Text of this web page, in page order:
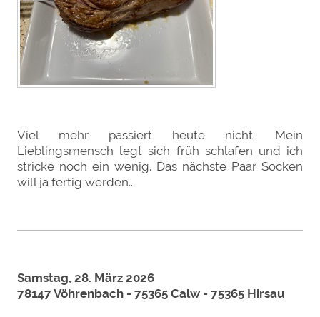
Viel mehr passiert heute nicht. Mein
Lieblingsmensch legt sich früh schlafen und ich
stricke noch ein wenig. Das nächste Paar Socken
will ja fertig werden...
Samstag, 28. März 2026
78147 Vöhrenbach - 75365 Calw - 75365 Hirsau